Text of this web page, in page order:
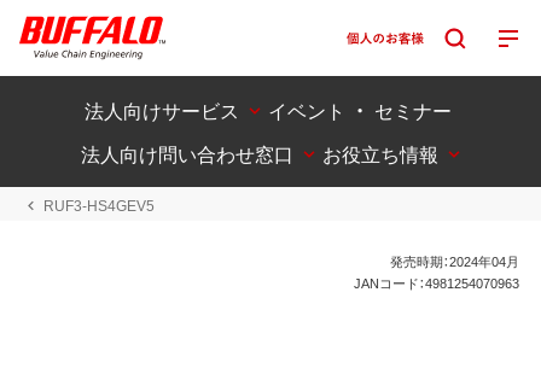
法人向けサービス
イベント ・ セミナー
法人向け問い合わせ窓口
お役立ち情報
RUF3-HS4GEV5
発売時期：2024年04月
JANコード：4981254070963